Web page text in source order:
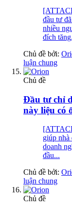
đầu tư
nhiều
đích
Chủ đề bởi:
luận chung
Chủ đề
Đầu tư chỉ
này liệu có
giúp nhà
doanh
đầu...
Chủ đề bởi:
luận chung
Chủ đề